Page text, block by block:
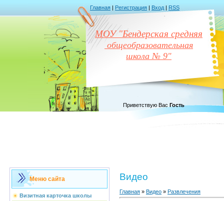
Главная | Регистрация | Вход | RSS
МОУ "Бендерская средняя
общеобразовательная
школа № 9"
Приветствую Вас Гость
Меню сайта
Визитная карточка школы
Видео
Главная » Видео » Развлечения